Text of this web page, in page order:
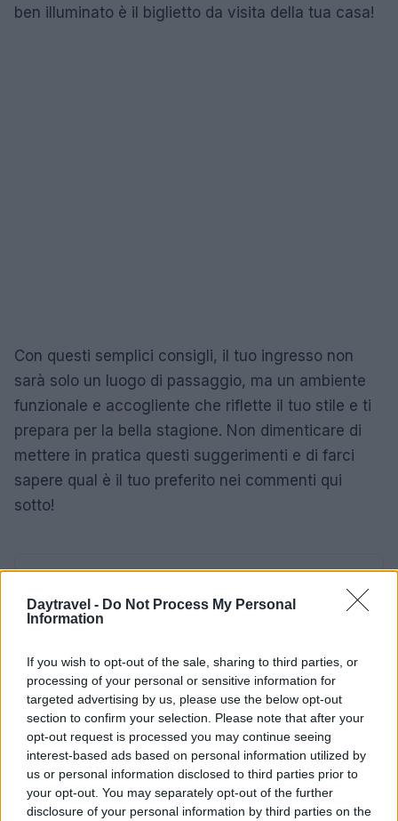
Daytravel - Do Not Process My Personal
Information
If you wish to opt-out of the sale, sharing to third parties, or
processing of your personal or sensitive information for
targeted advertising by us, please use the below opt-out
section to confirm your selection. Please note that after your
opt-out request is processed you may continue seeing
interest-based ads based on personal information utilized by
us or personal information disclosed to third parties prior to
your opt-out. You may separately opt-out of the further
disclosure of your personal information by third parties on the
ben illuminato è il biglietto da visita della tua casa!
Con questi semplici consigli, il tuo ingresso non
sarà solo un luogo di passaggio, ma un ambiente
funzionale e accogliente che riflette il tuo stile e ti
prepara per la bella stagione. Non dimenticare di
mettere in pratica questi suggerimenti e di farci
sapere qual è il tuo preferito nei commenti qui
sotto!
AiAdhubMedia